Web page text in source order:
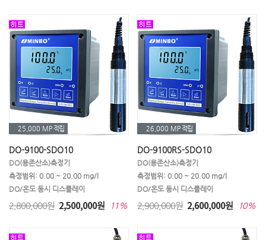
25,000 MP 적립
DO-9100-SDO10
DO(용존산소)측정기
측정범위: 0.00 ~ 20.00 mg/l
DO/온도 동시 디스플레이
2,800,000원 2,500,000원 11%
26,000 MP 적립
DO-9100RS-SDO10
DO(용존산소)측정기
측정범위: 0.00 ~ 20.00 mg/l
DO/온도 동시 디스플레이
2,900,000원 2,600,000원 10%